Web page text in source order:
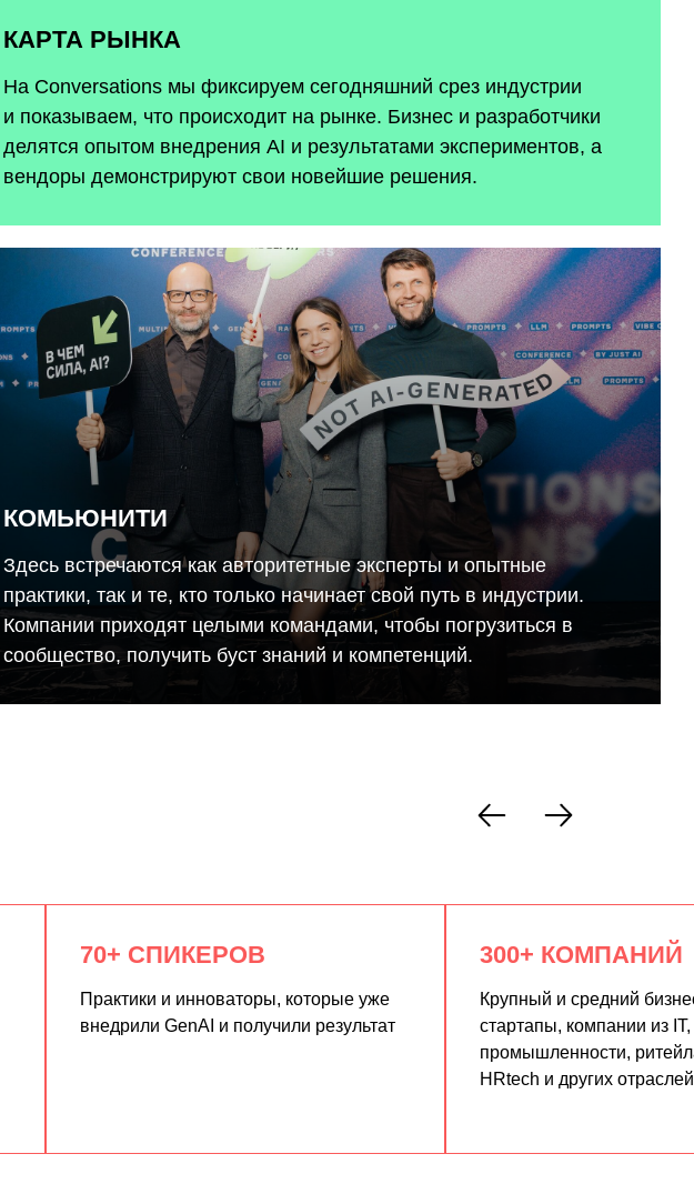
КАРТА РЫНКА
На Conversations мы фиксируем сегодняшний срез индустрии
и показываем, что происходит на рынке. Бизнес и разработчики
делятся опытом внедрения AI и результатами экспериментов, а
вендоры демонстрируют свои новейшие решения.
КОМЬЮНИТИ
Здесь встречаются как авторитетные эксперты и опытные
практики, так и те, кто только начинает свой путь в индустрии.
Компании приходят целыми командами, чтобы погрузиться в
сообщество, получить буст знаний и компетенций.
70+ СПИКЕРОВ
Практики и инноваторы, которые уже
внедрили GenAI и получили результат
300+ КОМПАНИЙ
Крупный и средний
стартапы, компании из
промышленности,
HRtech и других отраслей